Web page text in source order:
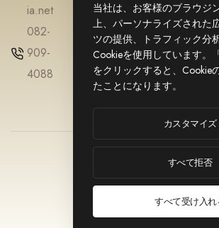
ia.net
082-
909-
4088
Diamond
Gold
jewellery
プライバシーポ
特定商取引法に
基づく表記
当社は、お客様のブラウジ
上、パーソナライズされた
ツの提供、トラフィック分
Cookieを使用しています。
をクリックすると、Cookie
たことになります。
カスタマイズ
すべて拒否
すべて受け入れ